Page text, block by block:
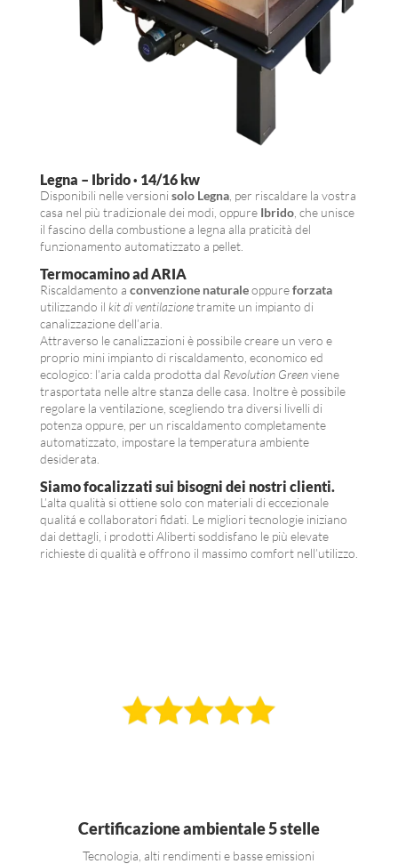
Legna – Ibrido · 14/16 kw
Disponibili nelle versioni solo Legna, per riscaldare la vostra
casa nel più tradizionale dei modi, oppure Ibrido, che unisce
il fascino della combustione a legna alla praticità del
funzionamento automatizzato a pellet.
Termocamino ad ARIA
Riscaldamento a convenzione naturaleoppureforzata
utilizzando il kit di ventilazionetramite un impianto di
canalizzazione dell’aria.
Attraverso le canalizzazioni è possibile creare un vero e
proprio mini impianto di riscaldamento, economico ed
ecologico: l’aria calda prodotta dal Revolution Greenviene
trasportata nelle altre stanza delle casa. Inoltre è possibile
regolare la ventilazione, scegliendo tra diversi livelli di
potenza oppure, per un riscaldamento completamente
automatizzato, impostare la temperatura ambiente
desiderata.
Siamo focalizzati sui bisogni dei nostri clienti.
L’alta qualità si ottiene solo con materiali di eccezionale
qualitá e collaboratori fidati. Le migliori tecnologie iniziano
dai dettagli, i prodotti Aliberti soddisfano le più elevate
richieste di qualità e offrono il massimo comfort nell’utilizzo.
Certificazione ambientale 5 stelle
Tecnologia, alti rendimenti e basse emissioni